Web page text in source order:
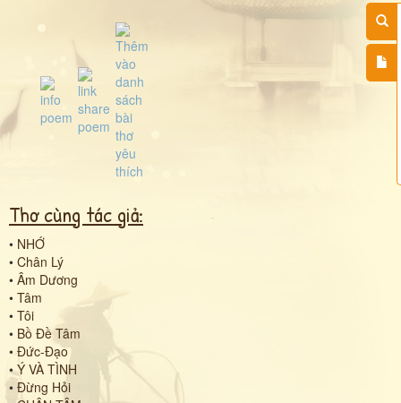
Thơ cùng tác giả:
• NHỚ
• Chân Lý
• Âm Dương
• Tâm
• Tôi
• Bồ Đề Tâm
• Đức-Đạo
•Ý VÀ TÌNH
• Đừng Hỏi